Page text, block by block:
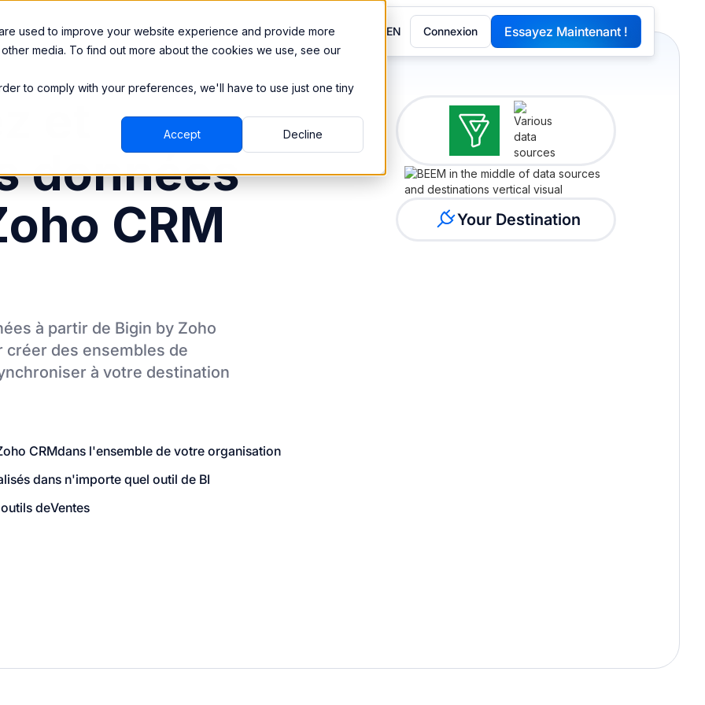
used to improve your website experience and provide more
media. To find out more about the cookies we use, see our
to comply with your preferences, we'll have to use just one tiny
Accept Decline
Intégrations Tarification EN Connexion
G
Essayez Maintenant !
données
CRM
à partir de Bigin by Zoho
des ensembles de
à votre destination
CRMdans l'ensemble de votre organisation
dans n'importe quel outil de BI
deVentes
Your Destination